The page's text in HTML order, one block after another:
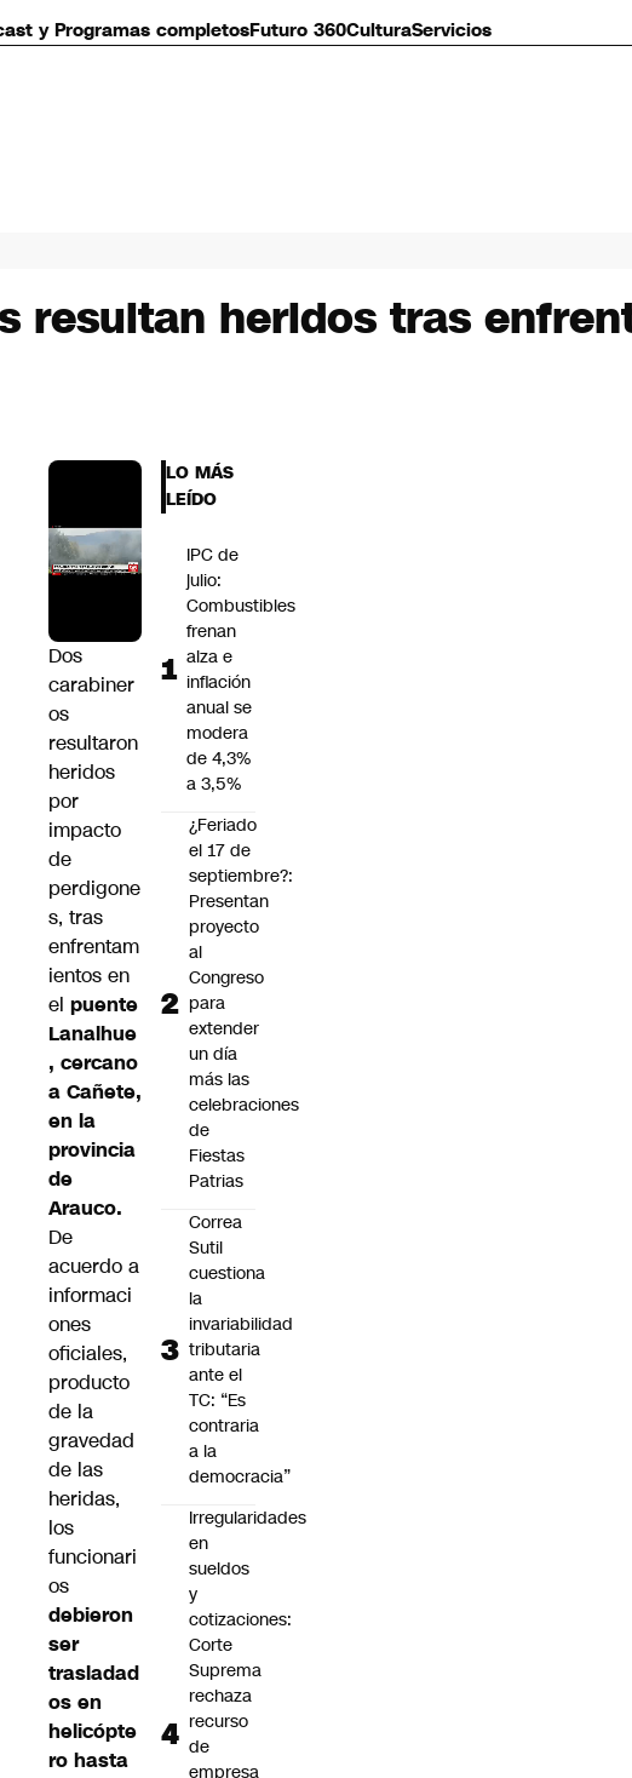
y Programas completosFuturo 360CulturaServicios
resultan heridos tras
Dos
carabiner
os
resultaron
heridos
por
impacto
de
perdigone
s, tras
enfrentam
ientos en
el puente
Lanalhue
, cercano
a Cañete,
en la
provincia
de
Arauco.
De
acuerdo a
informaci
ones
oficiales,
producto
de la
gravedad
de las
heridas,
los
funcionari
os
debieron
ser
trasladad
os en
helicópte
ro hasta
LO MÁS
LEÍDO
IPC de
julio:
Combustibles
frenan
alza e
inflación
anual se
modera
de 4,3%
a 3,5%
¿Feriado
el 17 de
septiembre?:
Presentan
proyecto
al
Congreso
para
extender
un día
más las
celebraciones
de
Fiestas
Patrias
Correa
Sutil
cuestiona
la
invariabilidad
tributaria
ante el
TC: “Es
contraria
a la
democracia”
Irregularidades
en
sueldos
y
cotizaciones:
Corte
Suprema
rechaza
recurso
de
empresa